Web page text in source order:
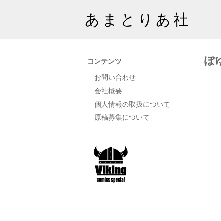
あまとりあ社
ぽ
コンテンツ
お問い合わせ
会社概要
個人情報の取扱について
原稿募集について